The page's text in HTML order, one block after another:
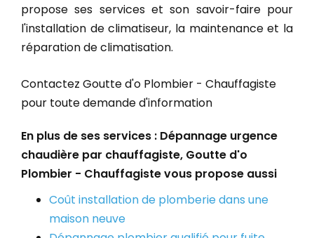
propose ses services et son savoir-faire pour
l'installation de climatiseur, la maintenance et la
réparation de climatisation.
Contactez Goutte d'o Plombier - Chauffagiste
pour toute demande d'information
En plus de ses services : Dépannage urgence
chaudière par chauffagiste, Goutte d'o
Plombier - Chauffagiste vous propose aussi
Coût installation de plomberie dans une
maison neuve